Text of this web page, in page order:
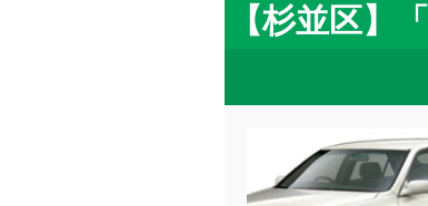
【杉並区】